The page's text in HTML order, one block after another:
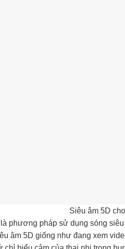
Siêu âm 5D
phương pháp sử dụng sóng
âm 5D giống như đang xem